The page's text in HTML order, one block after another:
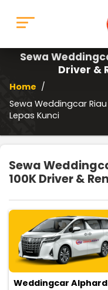
Sewa
Driver &
Home /
Sewa Weddingcar
Lepas Kunci
Sewa
100K Driver &
Weddingcar Alphard